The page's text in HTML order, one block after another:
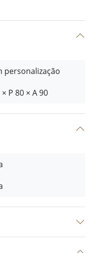
personalização
× P 80 × A 90